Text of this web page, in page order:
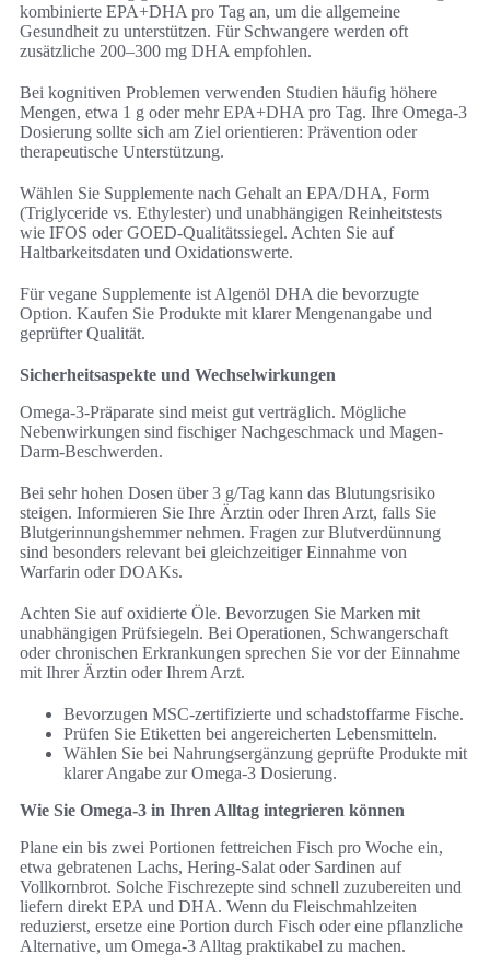
kombinierte EPA+DHA pro Tag an, um die allgemeine
Gesundheit zu unterstützen. Für Schwangere werden oft
zusätzliche 200–300 mg DHA empfohlen.
Bei kognitiven Problemen verwenden Studien häufig höhere
Mengen, etwa 1 g oder mehr EPA+DHA pro Tag. Ihre Omega-3
Dosierung sollte sich am Ziel orientieren: Prävention oder
therapeutische Unterstützung.
Wählen Sie Supplemente nach Gehalt an EPA/DHA, Form
(Triglyceride vs. Ethylester) und unabhängigen Reinheitstests
wie IFOS oder GOED-Qualitätssiegel. Achten Sie auf
Haltbarkeitsdaten und Oxidationswerte.
Für vegane Supplemente ist Algenöl DHA die bevorzugte
Option. Kaufen Sie Produkte mit klarer Mengenangabe und
geprüfter Qualität.
Sicherheitsaspekte und Wechselwirkungen
Omega-3-Präparate sind meist gut verträglich. Mögliche
Nebenwirkungen sind fischiger Nachgeschmack und Magen-
Darm-Beschwerden.
Bei sehr hohen Dosen über 3 g/Tag kann das Blutungsrisiko
steigen. Informieren Sie Ihre Ärztin oder Ihren Arzt, falls Sie
Blutgerinnungshemmer nehmen. Fragen zur Blutverdünnung
sind besonders relevant bei gleichzeitiger Einnahme von
Warfarin oder DOAKs.
Achten Sie auf oxidierte Öle. Bevorzugen Sie Marken mit
unabhängigen Prüfsiegeln. Bei Operationen, Schwangerschaft
oder chronischen Erkrankungen sprechen Sie vor der Einnahme
mit Ihrer Ärztin oder Ihrem Arzt.
Bevorzugen MSC-zertifizierte und schadstoffarme Fische.
Prüfen Sie Etiketten bei angereicherten Lebensmitteln.
Wählen Sie bei Nahrungsergänzung geprüfte Produkte mit
klarer Angabe zur Omega-3 Dosierung.
Wie Sie Omega-3 in Ihren Alltag integrieren können
Plane ein bis zwei Portionen fettreichen Fisch pro Woche ein,
etwa gebratenen Lachs, Hering-Salat oder Sardinen auf
Vollkornbrot. Solche Fischrezepte sind schnell zuzubereiten und
liefern direkt EPA und DHA. Wenn du Fleischmahlzeiten
reduzierst, ersetze eine Portion durch Fisch oder eine pflanzliche
Alternative, um Omega-3 Alltag praktikabel zu machen.